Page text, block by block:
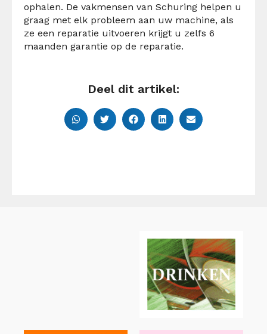
ophalen. De vakmensen van Schuring helpen u
graag met elk probleem aan uw machine, als
ze een reparatie uitvoeren krijgt u zelfs 6
maanden garantie op de reparatie.
Deel dit artikel: